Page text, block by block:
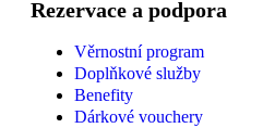
Rezervace a podpora
Věrnostní program
Doplňkové služby
Benefity
Dárkové vouchery